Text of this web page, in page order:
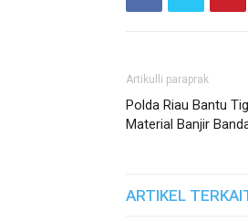
Artikulli paraprak
Polda Riau Bantu
Material Banjir
ARTIKEL